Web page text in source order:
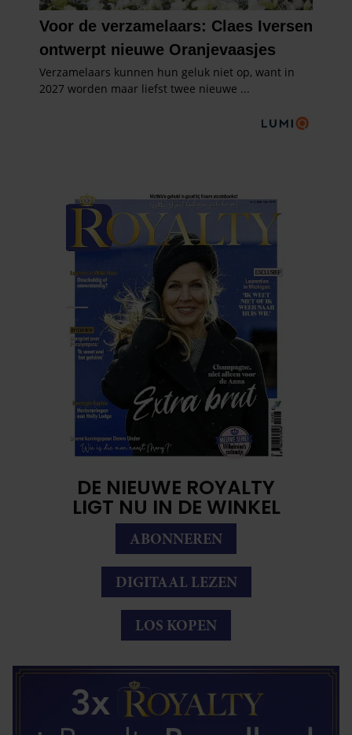
DE NIEUWE ROYALTY
LIGT NU IN DE WINKEL
ABONNEREN
DIGITAAL LEZEN
LOS KOPEN